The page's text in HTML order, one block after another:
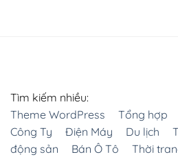
Tìm kiếm nhiều:
Theme WordPress
Tổng hợp
Công Ty
Điện Máy Du lịch
động sản
Bán Ô Tô Thời